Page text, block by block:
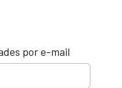
por e-mail